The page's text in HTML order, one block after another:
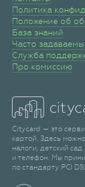
Политика
Положение об
База знаний
Часто
Служба
Про комиссию
Citycard — это
картой. Здесь
налоги, детский
и телефон. Мы
по стандарту PCI